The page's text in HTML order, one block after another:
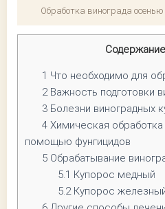
Обработка винограда
1 Что необходимо для
2Важность подготовки
3 Болезни виноградных
4 Химическая
помощью фунгицидов
5 Обрабатывание
5.1 Купорос медный
5.2Купорос